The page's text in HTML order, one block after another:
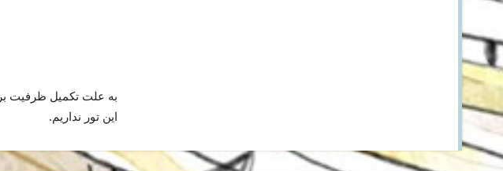
به علت تکمیل ظرفیت
این تور نداریم.